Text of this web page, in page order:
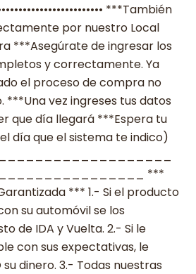
***También
por nuestro Local
***Asegúrate de ingresar los
y correctamente. Ya
el proceso de compra no
***Una vez ingreses tus datos
que día llegará ***Espera tu
día que el sistema te indico)
***
*** 1.- Si el producto
su automóvil se los
de IDA y Vuelta. 2.- Si le
con sus expectativas, le
dinero. 3.- Todas nuestras